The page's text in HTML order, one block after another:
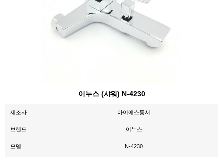
이누스 (샤워) N-4230
제조사 아이에스동서
브랜드 이누스
모델 N-4230